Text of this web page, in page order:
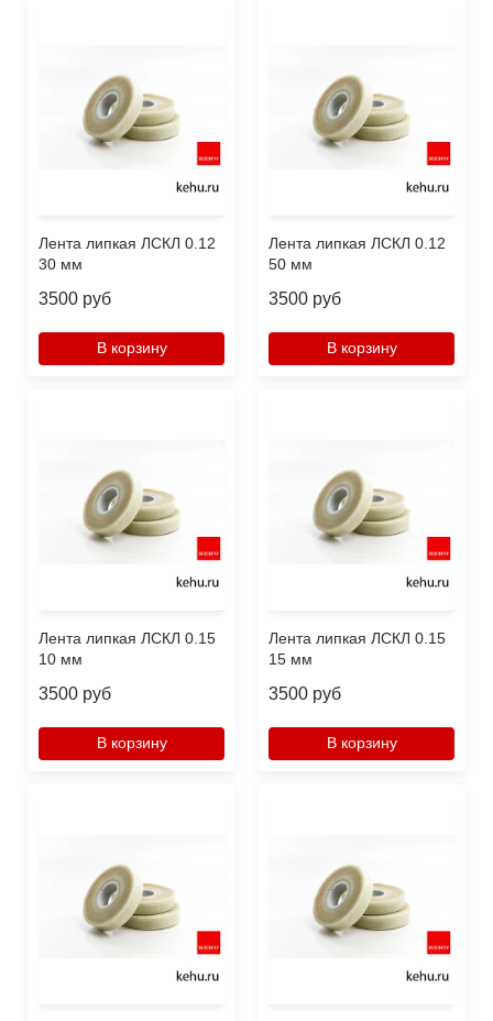
Лента липкая ЛСКЛ 0.12
30 мм
3500 руб
В корзину
Лента липкая ЛСКЛ 0.12
50 мм
3500 руб
В корзину
Лента липкая ЛСКЛ 0.15
10 мм
3500 руб
В корзину
Лента липкая ЛСКЛ 0.15
15 мм
3500 руб
В корзину